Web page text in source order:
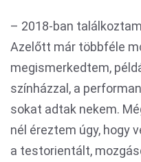
– 2018-ban
Azelőtt már többféle
megismerkedtem,
színházzal, a
sokat adtak nekem.
nél éreztem úgy, hogy
a testorientált,